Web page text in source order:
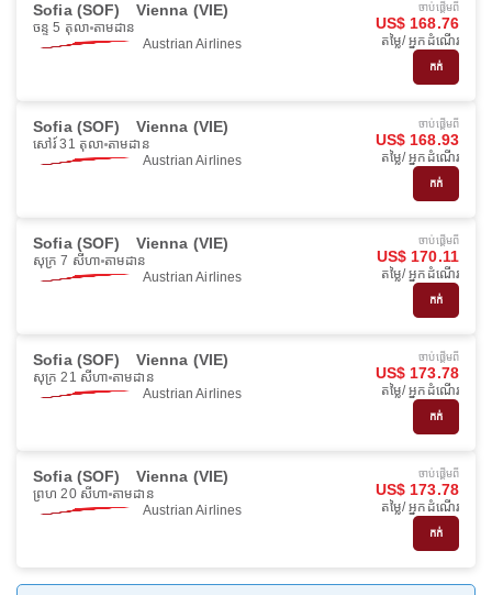
Sofia (SOF) Vienna (VIE)
ចន្ទ 5 តុលា តាមដាន
Austrian Airlines
ចាប់ផ្ដើមពី
US$ 168.76
តម្លៃ/ អ្នកដំណើរ
កក់
Sofia (SOF) Vienna (VIE)
សៅរ៍ 31 តុលា តាមដាន
Austrian Airlines
ចាប់ផ្ដើមពី
US$ 168.93
តម្លៃ/ អ្នកដំណើរ
កក់
Sofia (SOF) Vienna (VIE)
សុក្រ 7 សីហា តាមដាន
Austrian Airlines
ចាប់ផ្ដើមពី
US$ 170.11
តម្លៃ/ អ្នកដំណើរ
កក់
Sofia (SOF) Vienna (VIE)
សុក្រ 21 សីហា តាមដាន
Austrian Airlines
ចាប់ផ្ដើមពី
US$ 173.78
តម្លៃ/ អ្នកដំណើរ
កក់
Sofia (SOF) Vienna (VIE)
ព្រហ 20 សីហា តាមដាន
Austrian Airlines
ចាប់ផ្ដើមពី
US$ 173.78
តម្លៃ/ អ្នកដំណើរ
កក់